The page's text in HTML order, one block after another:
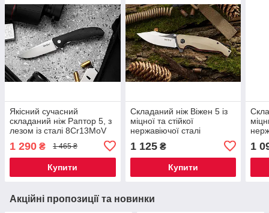
Якісний сучасний
складаний ніж Раптор 5, з
лезом із сталі 8Cr13MoV
1 290 ₴ 1 465 ₴
Купити
Складаний ніж Віжен 5 із
міцної та стійкої
нержавіючої сталі
замком Liner Lock
1 125₴
Купити
1
Акційні пропозиції та новинки